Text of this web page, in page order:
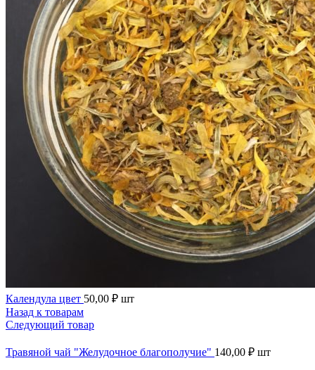
Календула цвет 50,00 ₽ шт
Назад к товарам
Следующий товар
Травяной чай "Желудочное благополучие" 140,00 ₽ шт